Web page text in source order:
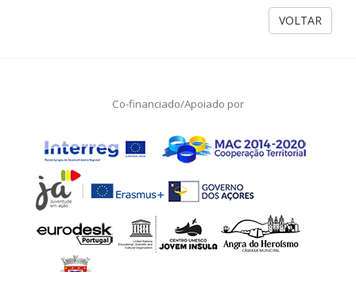
VOLTAR
Co-financiado/Apoiado por